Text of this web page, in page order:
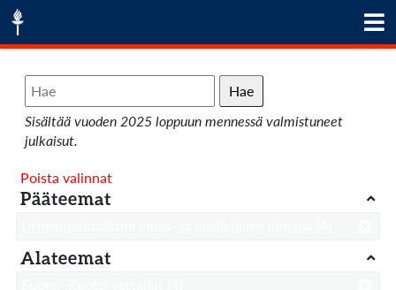
Hae
Sisältää vuoden 2025 loppuun mennessä valmistuneet
julkaisut.
Poista valinnat
Pääteemat
Alateemat